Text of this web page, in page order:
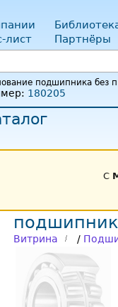
лист
Партнёры
подшипника без
180205
С
подшипник
Витрина /